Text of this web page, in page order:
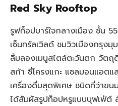
Red Sky Rooftop
รูฟท็อปบาร์ใจกลางเมือง ชั้น
เซ็นทรัลเวิลด์ ชมวิวเมืองกรุง
ลิ้มลองเมนูสไตล์ตะวันตก วัตถุ
สก้า ซี่โครงแกะ แซลมอนแอต
เครื่องดื่มสุดพิเศษ ชนิดที่ว่าข
ได้สัมผัสรูปท็อปหรูแบบบุฟเฟ่ต์